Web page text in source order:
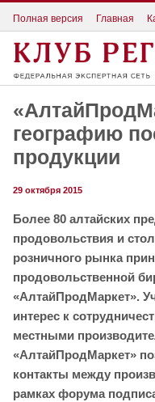
Полная версия Главная
географию
продукции
29 октября 2015
Более 80 алтайских
продовольствия и
розничного рынка
продовольственной
«АлтайПродМаркет».
интерес к
местными
«АлтайПродМаркет»
контакты между
рамках форума